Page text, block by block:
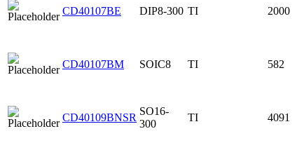
CD40107BE DIP8-300 TI 2000
CD40107BM SOIC8 TI 582
CD40109BNSR
SO16-
300
TI 4091